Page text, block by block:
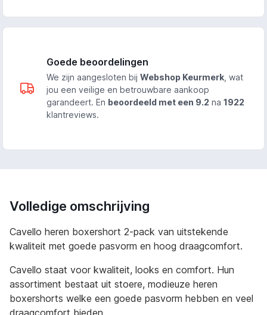
Goede beoordelingen
We zijn aangesloten bij Webshop Keurmerk , wat
jou een veilige en betrouwbare aankoop
garandeert. En beoordeeld met een 9.2 na 1922
klantreviews.
Volledige omschrijving
Cavello heren boxershort 2-pack van uitstekende
kwaliteit met goede pasvorm en hoog draagcomfort.
Cavello staat voor kwaliteit, looks en comfort. Hun
assortiment bestaat uit stoere, modieuze heren
boxershorts welke een goede pasvorm hebben en veel
draagcomfort bieden.